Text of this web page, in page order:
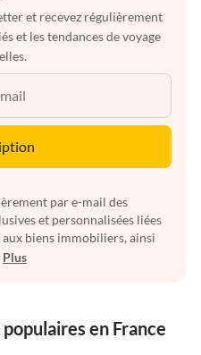
et recevez régulièrement
et les tendances de voyage
par e-mail des
et personnalisées liées
biens immobiliers, ainsi
Plus
en France